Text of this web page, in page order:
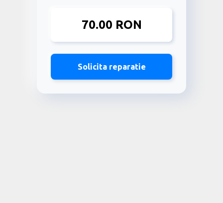
70.00 RON
Solicita reparatie